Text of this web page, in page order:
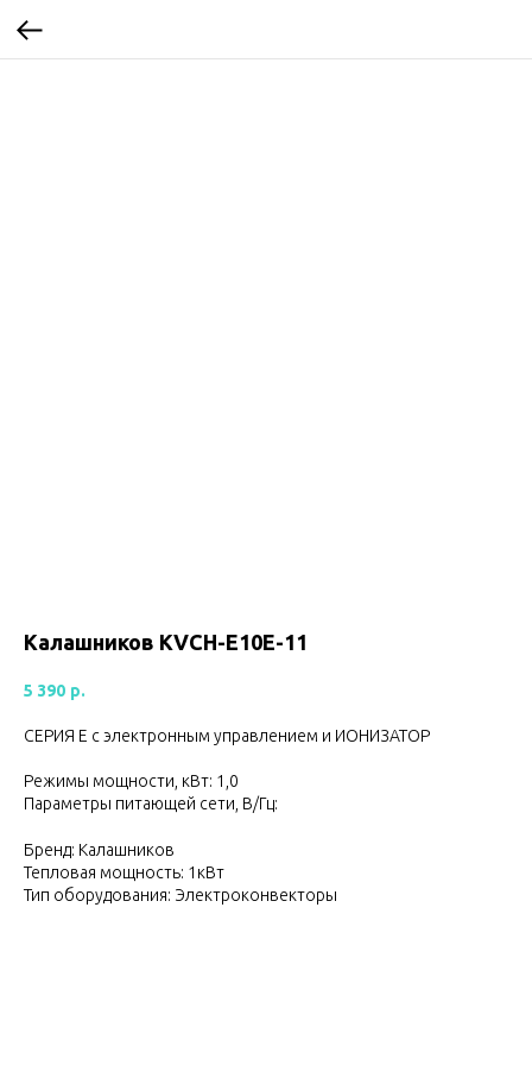
Калашников KVCH-E10E-11
5 390 р.
СЕРИЯ Е с электронным управлением и ИОНИЗАТОР
Режимы мощности, кВт: 1,0
Параметры питающей сети, В/Гц:
Бренд: Калашников
Тепловая мощность: 1кВт
Тип оборудования: Электроконвекторы